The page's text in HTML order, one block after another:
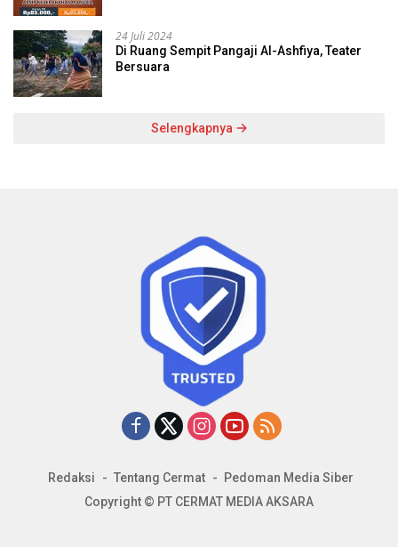
24 Juli 2024
Di Ruang Sempit Pangaji Al-Ashfiya, Teater
Bersuara
Selengkapnya
Redaksi Tentang Cermat
Pedoman Media Siber
Copyright © PT CERMAT MEDIA AKSARA